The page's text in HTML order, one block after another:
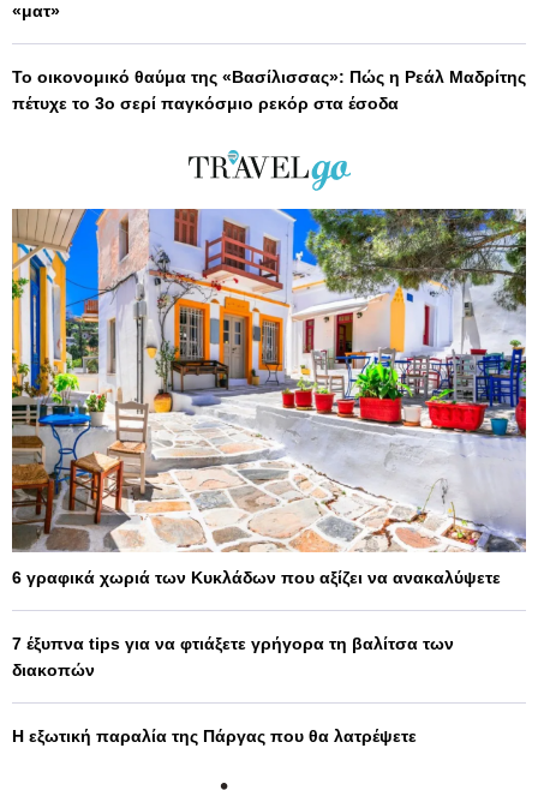
«ματ»
Το οικονομικό θαύμα της «Βασίλισσας»: Πώς η Ρεάλ Μαδρίτης
πέτυχε το 3ο σερί παγκόσμιο ρεκόρ στα έσοδα
6 γραφικά χωριά των Κυκλάδων που αξίζει να ανακαλύψετε
7 έξυπνα tips για να φτιάξετε γρήγορα τη βαλίτσα των
διακοπών
Η εξωτική παραλία της Πάργας που θα λατρέψετε